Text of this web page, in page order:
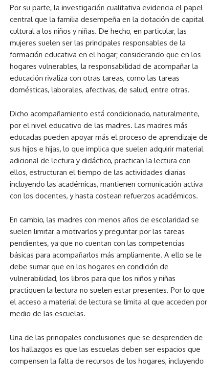
Por su parte, la investigación cualitativa evidencia el papel
central que la familia desempeña en la dotación de capital
cultural a los niños y niñas. De hecho, en particular, las
mujeres suelen ser las principales responsables de la
formación educativa en el hogar; considerando que en los
hogares vulnerables, la responsabilidad de acompañar la
educación rivaliza con otras tareas, como las tareas
domésticas, laborales, afectivas, de salud, entre otras.
Dicho acompañamiento está condicionado, naturalmente,
por el nivel educativo de las madres. Las madres más
educadas pueden apoyar más el proceso de aprendizaje de
sus hijos e hijas, lo que implica que suelen adquirir material
adicional de lectura y didáctico, practican la lectura con
ellos, estructuran el tiempo de las actividades diarias
incluyendo las académicas, mantienen comunicación activa
con los docentes, y hasta costean refuerzos académicos.
En cambio, las madres con menos años de escolaridad se
suelen limitar a motivarlos y preguntar por las tareas
pendientes, ya que no cuentan con las competencias
básicas para acompañarlos más ampliamente. A ello se le
debe sumar que en los hogares en condición de
vulnerabilidad, los libros para que los niños y niñas
practiquen la lectura no suelen estar presentes. Por lo que
el acceso a material de lectura se limita al que acceden por
medio de las escuelas.
Una de las principales conclusiones que se desprenden de
los hallazgos es que las escuelas deben ser espacios que
compensen la falta de recursos de los hogares, incluyendo